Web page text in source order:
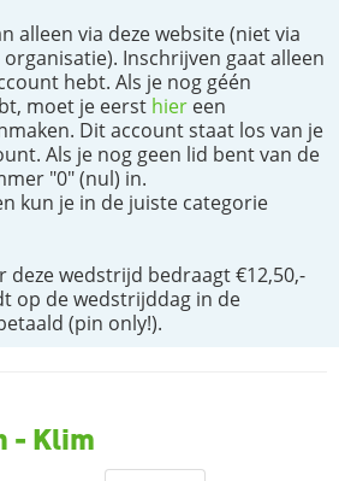
alleen via deze website (niet via
Inschrijven gaat alleen
hebt. Als je nog géén
moet je eerst hier een
Dit account staat los van je
Als je nog geen lid bent van de
"0" (nul) in.
kun je in de juiste categorie
deze wedstrijd bedraagt €12,50,-
op de wedstrijddag in de
(pin only!).
- Klim